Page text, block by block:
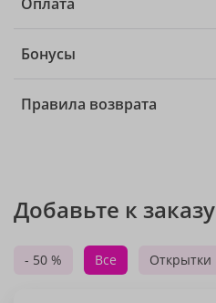
Бонусы
Правила возврата
Добавьте к заказу
- 50 % Все Открытки